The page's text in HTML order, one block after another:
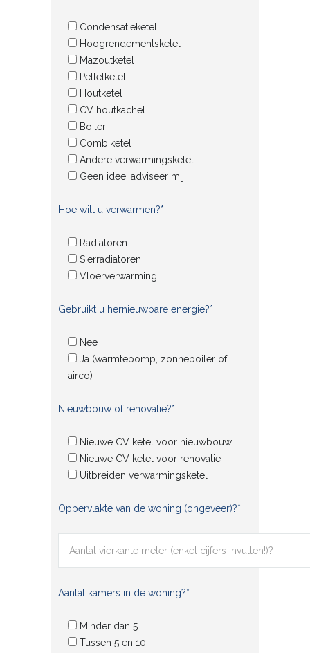
Condensatieketel
Hoogrendementsketel
Mazoutketel
Pelletketel
Houtketel
CV houtkachel
Boiler
Combiketel
Andere verwarmingsketel
Geen idee, adviseer mij
Hoe wilt u verwarmen?*
Radiatoren
Sierradiatoren
Vloerverwarming
Gebruikt u hernieuwbare energie?*
Nee
Ja (warmtepomp, zonneboiler of
airco)
Nieuwbouw of renovatie?*
Nieuwe CV ketel voor nieuwbouw
Nieuwe CV ketel voor renovatie
Uitbreiden verwarmingsketel
Oppervlakte van de woning (ongeveer)?*
Aantal kamers in de woning?*
Minder dan 5
Tussen 5 en 10